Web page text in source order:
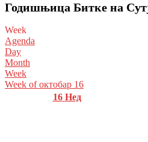
Годишњица Битке на
Week
Agenda
Day
Month
Week
Week of октобар 16
16 Нед